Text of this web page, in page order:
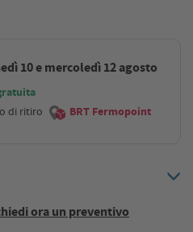
10 e mercoledì 12 agosto
di ritiro BRT Fermopoint
ora un preventivo